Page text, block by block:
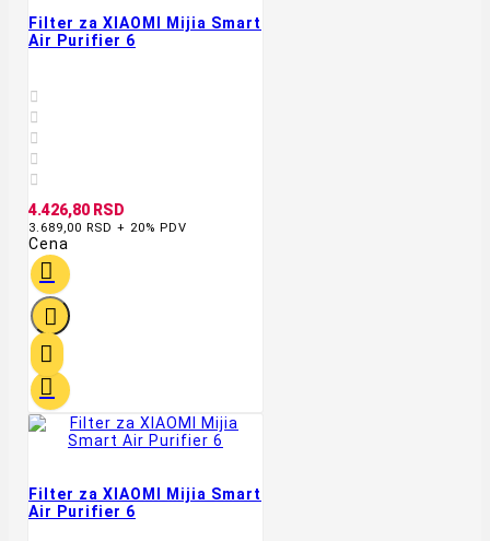
Filter za XIAOMI Mijia Smart
Air Purifier 6





4.426,80 RSD
3.689,00 RSD + 20% PDV
Cena




Filter za XIAOMI Mijia Smart
Air Purifier 6